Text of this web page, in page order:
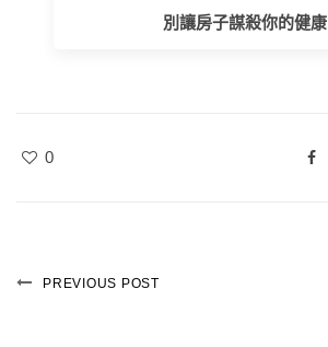
別讓房子謀殺你的健康
0
PREVIOUS POST